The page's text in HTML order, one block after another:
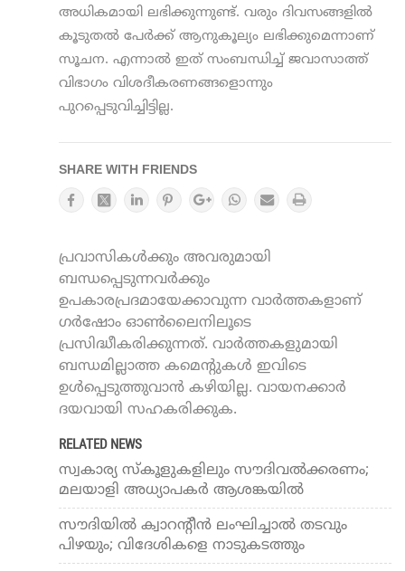
അധികമായി ലഭിക്കുന്നുണ്ട്. വരും ദിവസങ്ങളില്‍
കൂടുതല്‍ പേര്‍ക്ക് ആനുകൂല്യം ലഭിക്കുമെന്നാണ്
സൂചന. എന്നാല്‍ ഇത് സംബന്ധിച്ച് ജവാസാത്ത്
വിഭാഗം വിശദീകരണങ്ങളൊന്നും
പുറപ്പെടുവിച്ചിട്ടില്ല.
SHARE WITH FRIENDS
പ്രവാസികൾക്കും അവരുമായി
ബന്ധപ്പെടുന്നവർക്കും
ഉപകാരപ്രദമായേക്കാവുന്ന വാർത്തകളാണ്
ഗർഷോം ഓൺലൈനിലൂടെ
പ്രസിദ്ധീകരിക്കുന്നത്. വാർത്തകളുമായി
ബന്ധമില്ലാത്ത കമെന്റുകൾ ഇവിടെ
ഉൾപ്പെടുത്തുവാൻ കഴിയില്ല. വായനക്കാർ
ദയവായി സഹകരിക്കുക.
RELATED NEWS
സ്വകാര്യ സ്‌കൂളുകളിലും സൗദിവല്‍ക്കരണം;
മലയാളി അധ്യാപകര്‍ ആശങ്കയില്‍
സൗദിയില്‍ ക്വാറന്റീന്‍ ലംഘിച്ചാല്‍ തടവും
പിഴയും; വിദേശികളെ നാടുകടത്തും